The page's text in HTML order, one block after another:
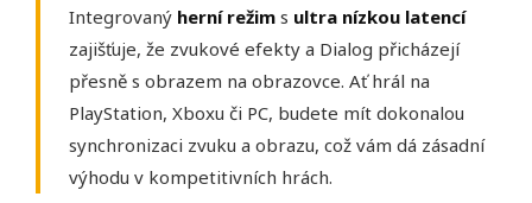
Integrovaný herní režim s ultra nízkou latencí
zajišťuje, že zvukové efekty a Dialog přicházejí
přesně s obrazem na obrazovce. Ať hrál na
PlayStation, Xboxu či PC, budete mít dokonalou
synchronizaci zvuku a obrazu, což vám dá zásadní
výhodu v kompetitivních hrách.